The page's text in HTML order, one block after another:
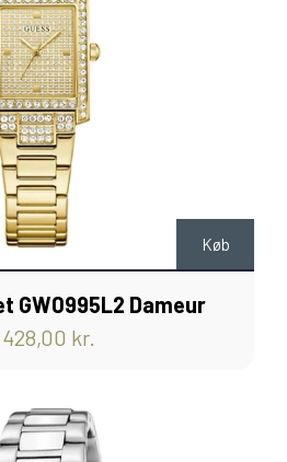
Køb
GW0995L2 Dameur
kr.